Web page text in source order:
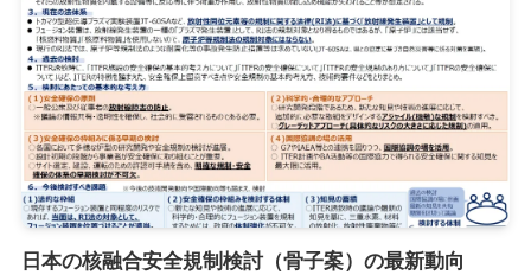
日本の核融合安全規制検討（骨子案）の最新動向